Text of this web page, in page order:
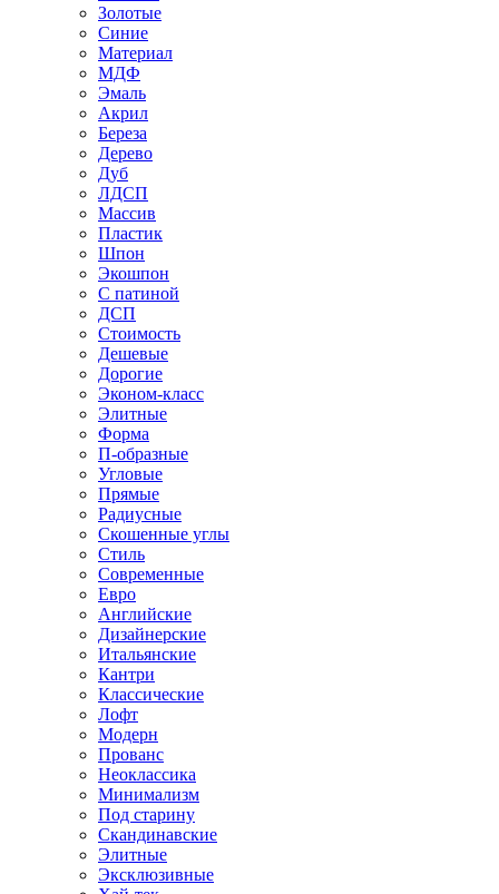
Золотые
Синие
Материал
МДФ
Эмаль
Акрил
Береза
Дерево
Дуб
ЛДСП
Массив
Пластик
Шпон
Экошпон
С патиной
ДСП
Стоимость
Дешевые
Дорогие
Эконом-класс
Элитные
Форма
П-образные
Угловые
Прямые
Радиусные
Скошенные углы
Стиль
Современные
Евро
Английские
Дизайнерские
Итальянские
Кантри
Классические
Лофт
Модерн
Прованс
Неоклассика
Минимализм
Под старину
Скандинавские
Элитные
Эксклюзивные